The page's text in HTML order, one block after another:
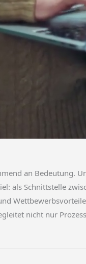
an Bedeutung.
als Schnittstelle
nicht nur